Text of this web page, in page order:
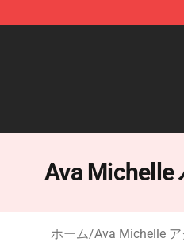
Ava Michelle
ホーム/Ava Michelle